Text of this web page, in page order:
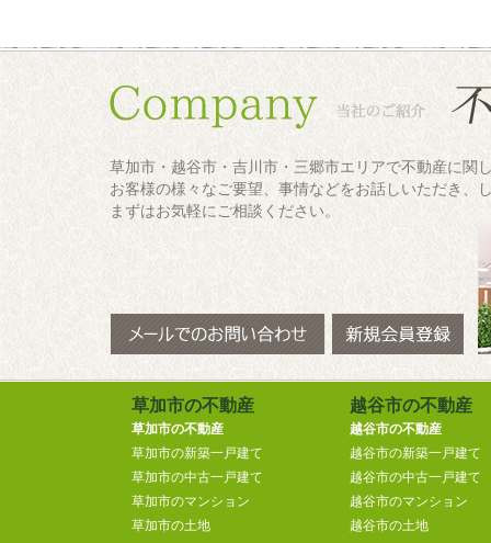
草加市・越谷市・吉川市・三郷市エリアで不動産に関
お客様の様々なご要望、事情などをお話しいただき、
まずはお気軽にご相談ください。
草加市の不動産
草加市の不動産
草加市の新築一戸建て
草加市の中古一戸建て
草加市のマンション
草加市の土地
越谷市の不動産
越谷市の不動産
越谷市の新築一戸建て
越谷市の中古一戸建て
越谷市のマンション
越谷市の土地